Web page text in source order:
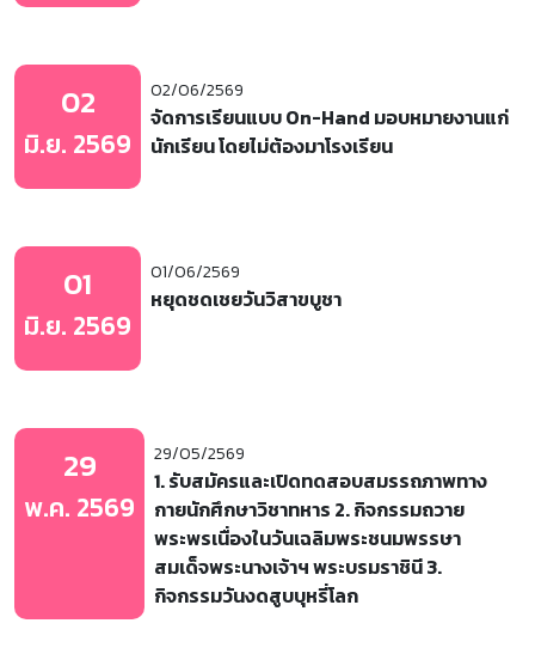
02
มิ.ย. 2569
02/06/2569
จัดการเรียนแบบ On-Hand มอบหมายงานแก่
นักเรียน โดยไม่ต้องมาโรงเรียน
01
มิ.ย. 2569
01/06/2569
หยุดชดเชยวันวิสาขบูชา
29
พ.ค. 2569
29/05/2569
1. รับสมัครและเปิดทดสอบสมรรถภาพทาง
กายนักศึกษาวิชาทหาร 2. กิจกรรมถวาย
พระพรเนื่องในวันเฉลิมพระชนมพรรษา
สมเด็จพระนางเจ้าฯ พระบรมราชินี 3.
กิจกรรมวันงดสูบบุหรี่โลก